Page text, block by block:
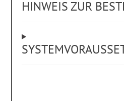
HINWEIS ZUR